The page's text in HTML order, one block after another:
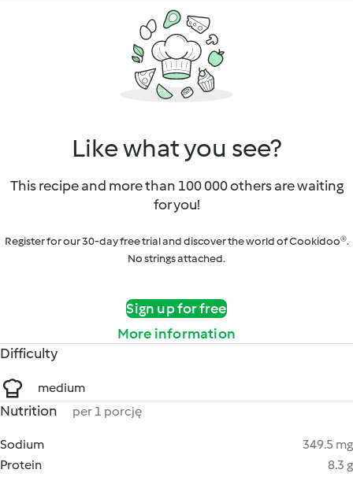
Like what you see?
This recipe and more than 100 000 others are waiting
for you!
Register for our 30-day free trial and discover the world of Cookidoo®.
No strings attached.
Sign up for free
More information
Difficulty
medium
Nutrition per 1 porcję
Sodium
349.5 mg
Protein
8.3 g